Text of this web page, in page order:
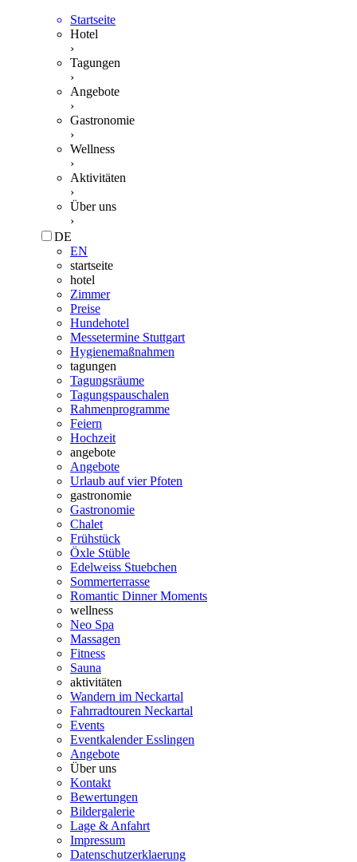
Startseite
Hotel
›
Tagungen
›
Angebote
›
Gastronomie
›
Wellness
›
Aktivitäten
›
Über uns
›
DE
EN
startseite
hotel
Zimmer
Preise
Hundehotel
Messetermine Stuttgart
Hygienemaßnahmen
tagungen
Tagungsräume
Tagungspauschalen
Rahmenprogramme
Feiern
Hochzeit
angebote
Angebote
Urlaub auf vier Pfoten
gastronomie
Gastronomie
Chalet
Frühstück
Öxle Stüble
Edelweiss Stuebchen
Sommerterrasse
Romantic Dinner Moments
wellness
Neo Spa
Massagen
Fitness
Sauna
aktivitäten
Wandern im Neckartal
Fahrradtouren Neckartal
Events
Eventkalender Esslingen
Angebote
Über uns
Kontakt
Bewertungen
Bildergalerie
Lage & Anfahrt
Impressum
Datenschutzerklaerung